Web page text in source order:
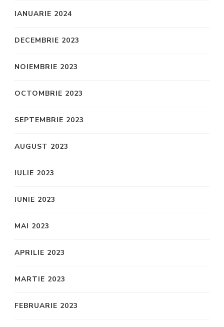
IANUARIE 2024
DECEMBRIE 2023
NOIEMBRIE 2023
OCTOMBRIE 2023
SEPTEMBRIE 2023
AUGUST 2023
IULIE 2023
IUNIE 2023
MAI 2023
APRILIE 2023
MARTIE 2023
FEBRUARIE 2023